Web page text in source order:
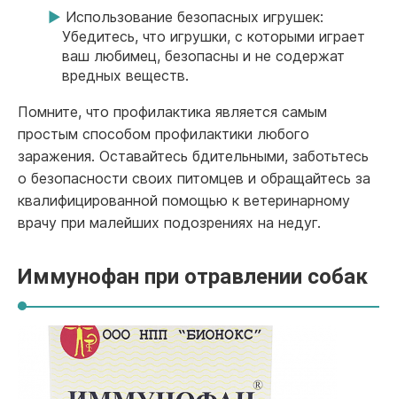
Использование безопасных игрушек:
Убедитесь, что игрушки, с которыми играет
ваш любимец, безопасны и не содержат
вредных веществ.
Помните, что профилактика является самым
простым способом профилактики любого
заражения. Оставайтесь бдительными, заботьтесь
о безопасности своих питомцев и обращайтесь за
квалифицированной помощью к ветеринарному
врачу при малейших подозрениях на недуг.
Иммунофан при отравлении собак